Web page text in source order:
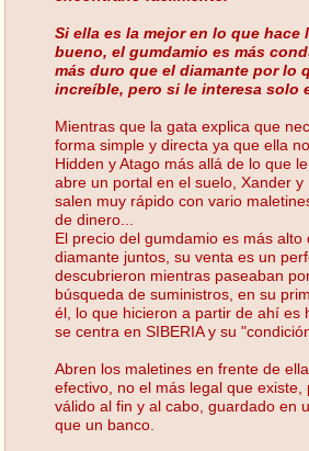
Si ella es la mejor en lo que hace
bueno, el gumdamio es más
más duro que el diamante por lo
increíble, pero si le interesa solo
Mientras que la gata explica que
forma simple y directa ya que ella
Hidden y Atago más allá de lo que
abre un portal en el suelo, Xander y
salen muy rápido con vario
de dinero...
El precio del gumdamio es más alto
diamante juntos, su venta es un
descubrieron mientras paseaban
búsqueda de suministros, en su
él, lo que hicieron a partir de ahí es
se centra en SIBERIA y su
Abren los maletines en frente de
efectivo, no el más legal que existe,
válido al fin y al cabo, guardado en
que un banco.